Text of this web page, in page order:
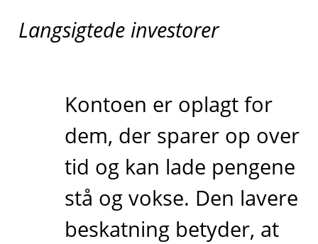
Langsigtede investorer
Kontoen er oplagt for
dem, der sparer op over
tid og kan lade pengene
stå og vokse. Den lavere
beskatning betyder, at